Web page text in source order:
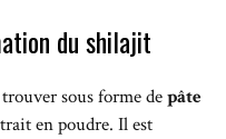
du shilajit
sous forme depâte
en poudre. Il est